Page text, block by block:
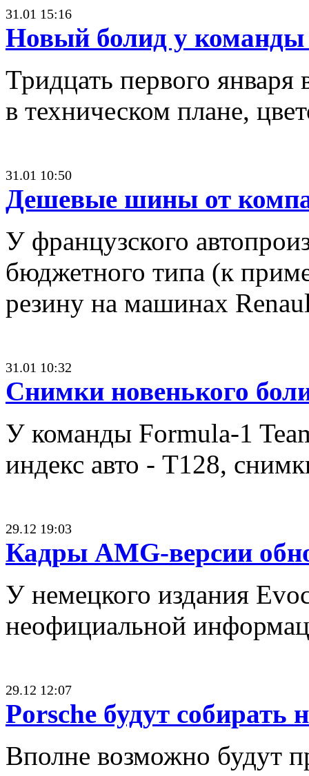
31.01 15:16
Новый болид у команды
Тридцать первого января
в техническом плане,
31.01 10:50
Дешевые шины от
У французского
бюджетного типа (к
резину на машинах
31.01 10:32
Снимки новенького
У команды Formula-1
индекс авто - T128,
29.12 19:03
Кадры AMG-версии
У немецкого издания
неофициальной
29.12 12:07
Porsche будут собирать
Вполне возможно будут